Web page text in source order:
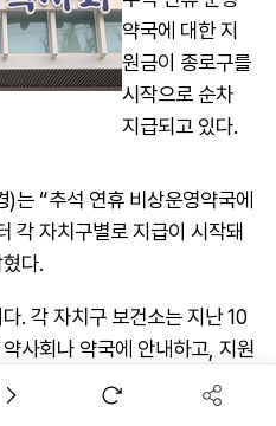
약국에 대한 지
원금이 종로구를
시작으로 순차
지급되고 있다.
는 “추석 연휴 비상운영약국에
각 자치구별로 지급이 시작돼
다.
. 각 자치구 보건소는 지난 10
사회나 약국에 안내하고, 지원
청하고 있다.